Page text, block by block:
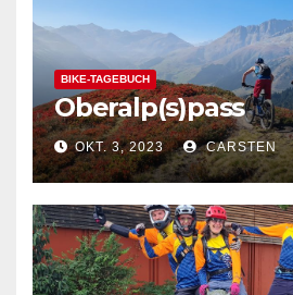
BIKE-TAGEBUCH
Oberalp(s)pass
OKT. 3, 2023 CARSTEN